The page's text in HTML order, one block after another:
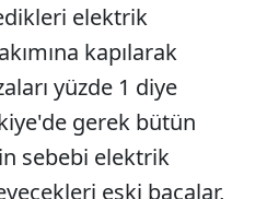
elektrik
kapılarak
yüzde 1 diye
gerek bütün
sebebi elektrik
eski bacalar,